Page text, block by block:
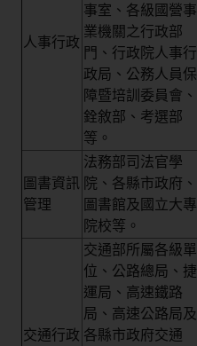
人事行政
事室、各級國營事
業機關之行政部
門、行政院人事行
政局、公務人員保
障暨培訓委員會、
銓敘部、考選部
等。
圖書資訊
管理
法務部司法官學
院、各縣市政府、
圖書館及國立大專
院校等。
交通行政
交通部所屬各級單
位、公路總局、捷
運局、高速鐵路
局、高速公路局及
各縣市政府交通